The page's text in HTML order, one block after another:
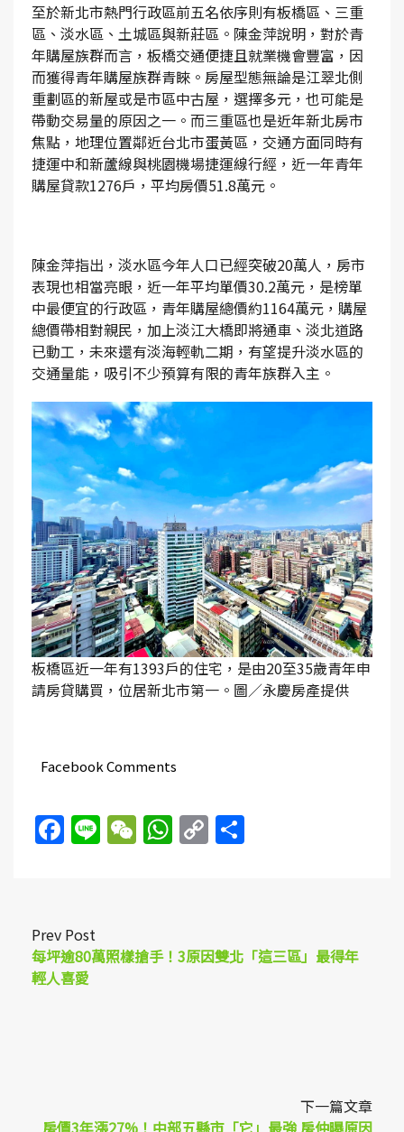
至於新北市熱門行政區前五名依序則有板橋區、三重
區、淡水區、土城區與新莊區。陳金萍說明，對於青
年購屋族群而言，板橋交通便捷且就業機會豐富，因
而獲得青年購屋族群青睞。房屋型態無論是江翠北側
重劃區的新屋或是市區中古屋，選擇多元，也可能是
帶動交易量的原因之一。而三重區也是近年新北房市
焦點，地理位置鄰近台北市蛋黃區，交通方面同時有
捷運中和新蘆線與桃園機場捷運線行經，近一年青年
購屋貸款1276戶，平均房價51.8萬元。
陳金萍指出，淡水區今年人口已經突破20萬人，房市
表現也相當亮眼，近一年平均單價30.2萬元，是榜單
中最便宜的行政區，青年購屋總價約1164萬元，購屋
總價帶相對親民，加上淡江大橋即將通車、淡北道路
已動工，未來還有淡海輕軌二期，有望提升淡水區的
交通量能，吸引不少預算有限的青年族群入主。
板橋區近一年有1393戶的住宅，是由20至35歲青年申
請房貸購買，位居新北市第一。圖／永慶房產提供
Facebook Comments
Facebook
LineWeChat
WhatsApp
Copy
Link
Prev Post
每坪逾80萬照樣搶手！3原因雙北「這三區」最得年
輕人喜愛
下一篇文章
房價3年漲27%！中部五縣市「它」最強 房仲曝原因